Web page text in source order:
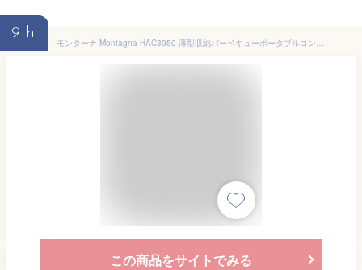
9th
モンターナ Montagna HAC3950 薄型収納バーベキューポータブルコンロ 展開サイズ約幅41×奥行28×高さ20cm 焼き網付き 安定感 組立式 コンパクト BBQグリル アウトドア キャンプ
この商品をサイトでみる